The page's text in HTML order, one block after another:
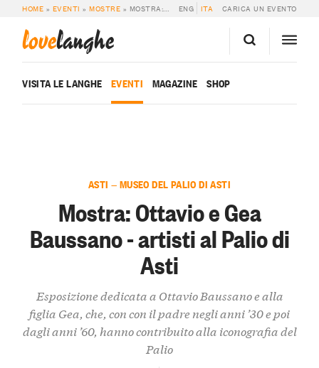
HOME » EVENTI »MOSTRE » MOSTRA: OTTAVIO E GEA BAUSSANO – ARTISTI AL PALIO DI ASTI ENG ITA CARICA UN EVENTO
lovelanghe
VISITA LE LANGHE EVENTI MAGAZINE SHOP
ASTI — MUSEO DEL PALIO DI ASTI
Mostra: Ottavio e Gea
Baussano - artisti al Palio di
Asti
Esposizione dedicata a Ottavio Baussano e alla
figlia Gea, che, con con il padre negli anni ’30 e poi
dagli anni ’60, hanno contribuito alla iconografia del
Palio